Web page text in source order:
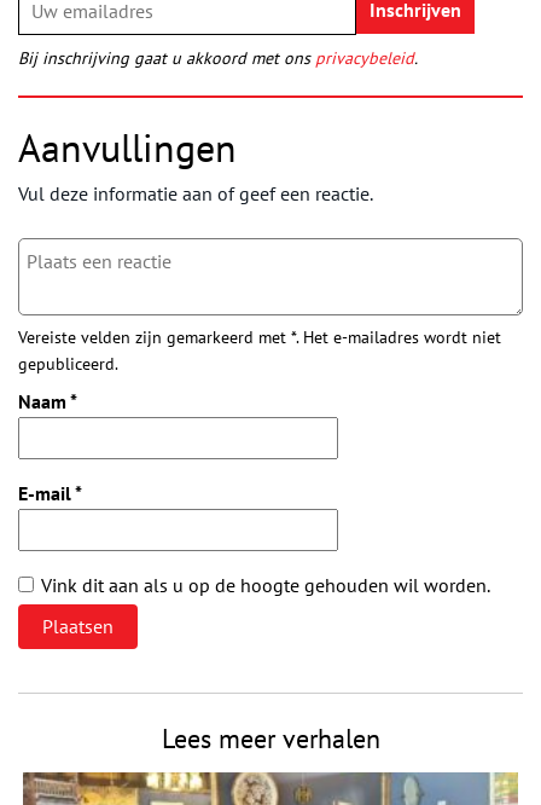
Bij inschrijving gaat u akkoord met ons privacybeleid.
Aanvullingen
Vul deze informatie aan of geef een reactie.
Vereiste velden zijn gemarkeerd met *. Het e-mailadres wordt niet
gepubliceerd.
Naam *
E-mail*
Vink dit aan als u op de hoogte gehouden wil worden.
Lees meer verhalen